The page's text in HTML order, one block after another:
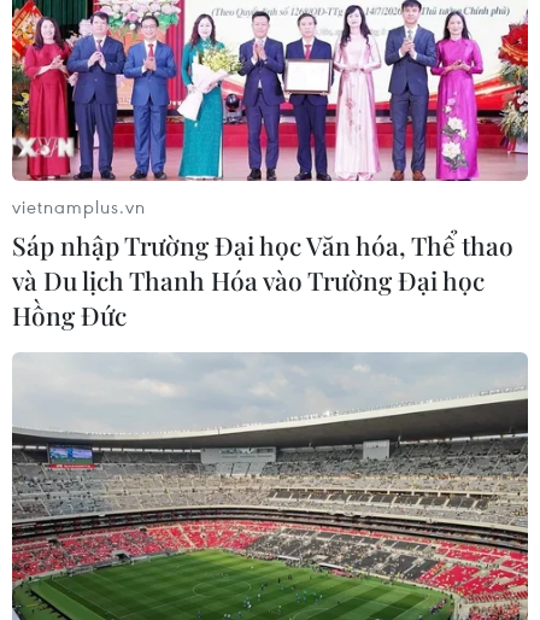
Gói tín dụng 30.000 tỷ đồng tiếp tục được
giải ngân từ ngày 1/6
31/05/2016 09:57
Ngân hàng Nhà nước đề nghị các ngân hàng thương
hợp đồng tín dụng đã ký trước ngày 31/3/2016.
vietnamplus.vn
Sáp nhập Trường Đại học Văn hóa, Thể thao
và Du lịch Thanh Hóa vào Trường Đại học
Hồng Đức